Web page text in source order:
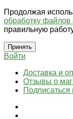
Продолжая
обработку файлов
правильную
Принять
Войти
Доставка и
Отзывы о
Подписаться